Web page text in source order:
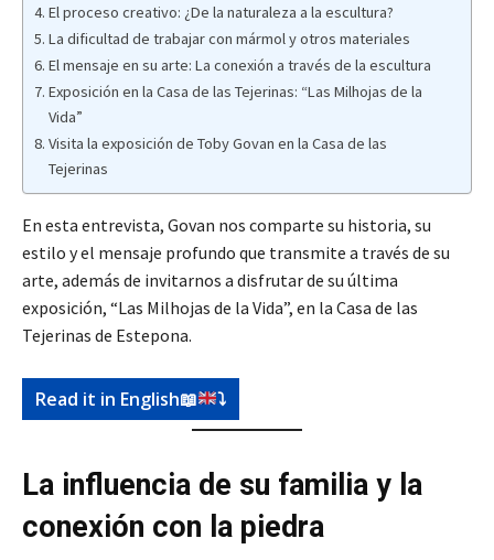
El proceso creativo: ¿De la naturaleza a la escultura?
La dificultad de trabajar con mármol y otros materiales
El mensaje en su arte: La conexión a través de la escultura
Exposición en la Casa de las Tejerinas: “Las Milhojas de la
Vida”
Visita la exposición de Toby Govan en la Casa de las
Tejerinas
En esta entrevista, Govan nos comparte su historia, su
estilo y el mensaje profundo que transmite a través de su
arte, además de invitarnos a disfrutar de su última
exposición, “Las Milhojas de la Vida”, en la Casa de las
Tejerinas de Estepona.
Read it in English📖 ⤵️
La influencia de su familia y la
conexión con la piedra